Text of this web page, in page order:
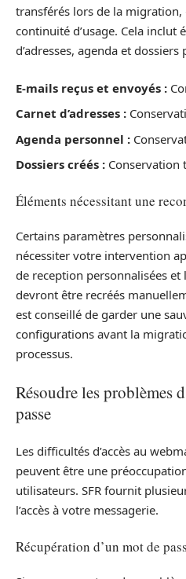
transférés lors de la
continuité d’usage. Cela inclut
d’adresses, agenda et dossiers
E-mails reçus et envoyés :
Carnet d’adresses :
Agenda personnel :
Dossiers créés : Conservation
Éléments nécessitant une
Certains paramètres
nécessiter votre intervention
de reception personnalisées et
devront être recréés
est conseillé de garder une
configurations avant la
processus.
Résoudre les problèmes
passe
Les difficultés d’accès au
peuvent être une
utilisateurs. SFR fournit
l’accès à votre messagerie.
Récupération d’un mot de